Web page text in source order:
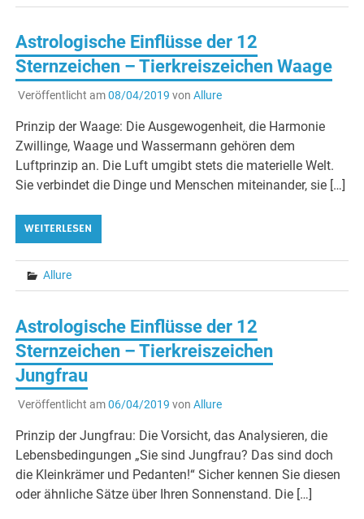
Astrologische Einflüsse der 12
Sternzeichen – Tierkreiszeichen Waage
Veröffentlicht am08/04/2019 von Allure
Prinzip der Waage: Die Ausgewogenheit, die Harmonie
Zwillinge, Waage und Wassermann gehören dem
Luftprinzip an. Die Luft umgibt stets die materielle Welt.
Sie verbindet die Dinge und Menschen miteinander, sie […]
WEITERLESEN
Allure
Astrologische Einflüsse der 12
Sternzeichen – Tierkreiszeichen
Jungfrau
Veröffentlicht am06/04/2019 von Allure
Prinzip der Jungfrau: Die Vorsicht, das Analysieren, die
Lebensbedingungen „Sie sind Jungfrau? Das sind doch
die Kleinkrämer und Pedanten!“ Sicher kennen Sie diesen
oder ähnliche Sätze über Ihren Sonnenstand. Die […]